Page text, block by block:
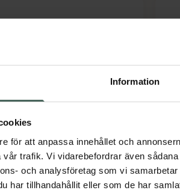
Information
för att anpassa innehållet och
trafik. Vi vidarebefordrar även
och analysföretag som vi
har tillhandahållit eller som de har
Pinkpulse
Pris online
200 kr